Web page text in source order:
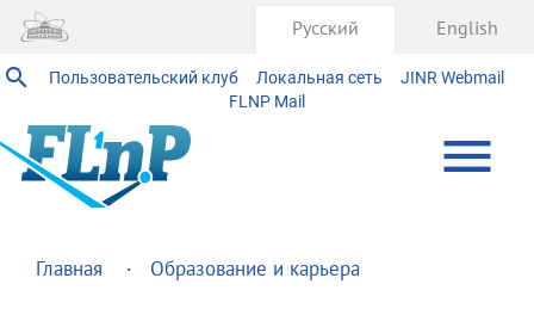
Пользовательский клуб Локальная сеть
JINR Webmail
FLNP Mail
Русский English
Главная Образование и карьера